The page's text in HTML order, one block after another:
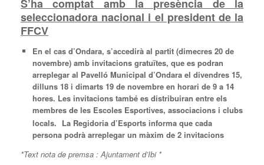
S’ha comptat amb la presència de la
seleccionadora nacional i el president de la
FFCV
En el cas d’Ondara, s’accedirà al partit (dimecres 20 de
novembre) amb invitacions gratuïtes, que es podran
arreplegar al Pavelló Municipal d’Ondara el divendres 15,
dilluns 18 i dimarts 19 de novembre en horari de 9 a 14
hores. Les invitacions també es distribuiran entre els
membres de les Escoles Esportives, associacions i clubs
locals. La Regidoria d’Esports informa que cada
persona podrà arreplegar un màxim de 2 invitacions
*Text nota de premsa : Ajuntament d’Ibi *